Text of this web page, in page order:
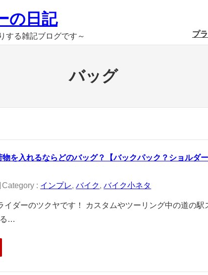
の日記
する雑記ブログです～
プ
バッグ
物を入れるならどのバッグ？【バックパック？ショルダ
Category : インプレ, バイク, バイク小ネタ
イダーのツクヤです！ カスタムやツーリング中の道の
る…